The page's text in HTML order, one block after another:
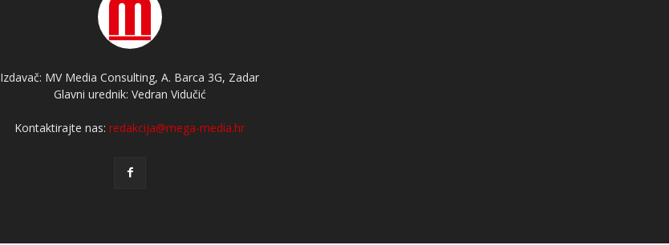
Izdavač: MV Media Consulting, A. Barca 3G, Zadar
Glavni urednik: Vedran Vidučić
Kontaktirajte nas:redakcija@mega-media.hr